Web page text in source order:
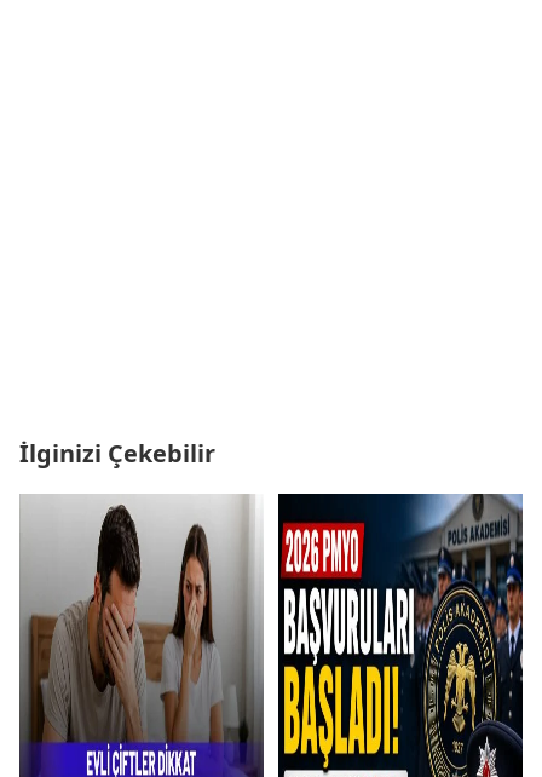
İlginizi Çekebilir